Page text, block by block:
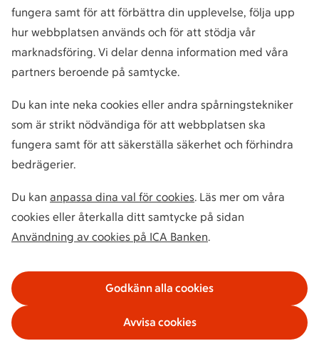
fungera samt för att förbättra din upplevelse, följa upp
hur webbplatsen används och för att stödja vår
marknadsföring. Vi delar denna information med våra
partners beroende på samtycke.
Du kan inte neka cookies eller andra spårningstekniker
som är strikt nödvändiga för att webbplatsen ska
fungera samt för att säkerställa säkerhet och förhindra
bedrägerier.
Du kan anpassa dina val för cookies. Läs mer om våra
cookies eller återkalla ditt samtycke på sidan
Användning av cookies på ICA Banken.
Godkänn alla cookies
Avvisa cookies